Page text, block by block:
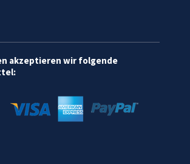
akzeptieren wir folgende